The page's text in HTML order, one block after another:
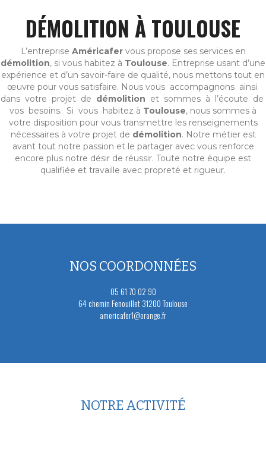
DÉMOLITION À TOULOUSE
L’entreprise Américafervous propose ses services en
démolition, si vous habitez à Toulouse. Entreprise usant d’une
expérience et d’un savoir-faire de qualité, nous mettons tout en
œuvre pour vous satisfaire. Nous vous accompagnons ainsi
dans votre projet de démolition et sommes à l’écoute de
vos besoins. Si vous habitez à Toulouse, nous sommes à
votre disposition pour vous transmettre les renseignements
nécessaires à votre projet de démolition. Notre métier est
avant tout notre passion et le partager avec vous renforce
encore plus notre désir de réussir. Toute notre équipe est
qualifiée et travaille avec propreté et rigueur.
NOS COORDONNÉES
05 61 70 02 90
64 chemin Fenouillet 31200 Toulouse
americafer1@orange.fr
NOTRE ACTIVITÉ